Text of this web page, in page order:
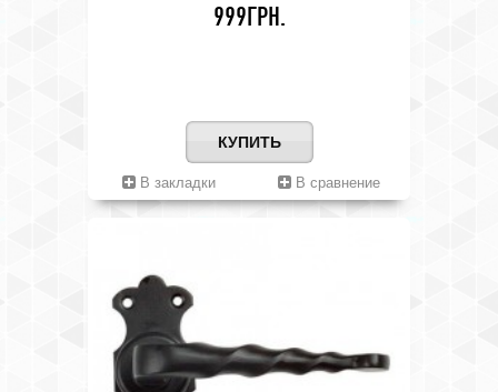
999ГРН.
КУПИТЬ
В закладки В сравнение